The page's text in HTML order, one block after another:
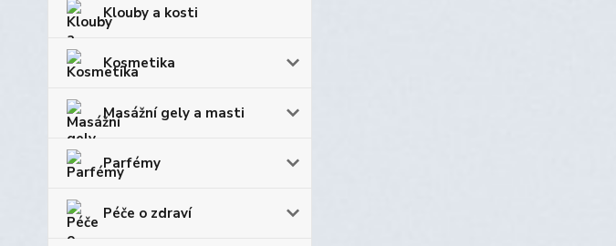
Klouby a kosti
Kosmetika
Masážní gely a masti
Parfémy
Péče o zdraví